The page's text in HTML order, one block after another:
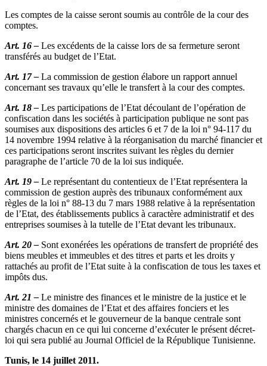
Les comptes de la caisse seront soumis au contrôle de la cour des
comptes.
Art. 16 – Les excédents de la caisse lors de sa fermeture seront
transférés au budget de l’Etat.
Art. 17 – La commission de gestion élabore un rapport annuel
concernant ses travaux qu’elle le transfert à la cour des comptes.
Art. 18 – Les participations de l’Etat découlant de l’opération de
confiscation dans les sociétés à participation publique ne sont pas
soumises aux dispositions des articles 6 et 7 de la loi n° 94-117 du
14 novembre 1994 relative à la réorganisation du marché financier et
ces participations seront inscrites suivant les règles du dernier
paragraphe de l’article 70 de la loi sus indiquée.
Art. 19 – Le représentant du contentieux de l’Etat représentera la
commission de gestion auprès des tribunaux conformément aux
règles de la loi n° 88-13 du 7 mars 1988 relative à la représentation
de l’Etat, des établissements publics à caractère administratif et des
entreprises soumises à la tutelle de l’Etat devant les tribunaux.
Art. 20 – Sont exonérées les opérations de transfert de propriété des
biens meubles et immeubles et des titres et parts et les droits y
rattachés au profit de l’Etat suite à la confiscation de tous les taxes et
impôts dus.
Art. 21 – Le ministre des finances et le ministre de la justice et le
ministre des domaines de l’Etat et des affaires fonciers et les
ministres concernés et le gouverneur de la banque centrale sont
chargés chacun en ce qui lui concerne d’exécuter le présent décret-
loi qui sera publié au Journal Officiel de la République Tunisienne.
Tunis, le 14 juillet 2011.